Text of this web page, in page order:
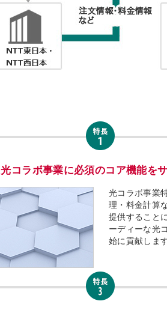
光コラボ事業に必須のコア機能を
光コラボ事業
理・料金計算
提供すること
ーディーな光
始に貢献しま